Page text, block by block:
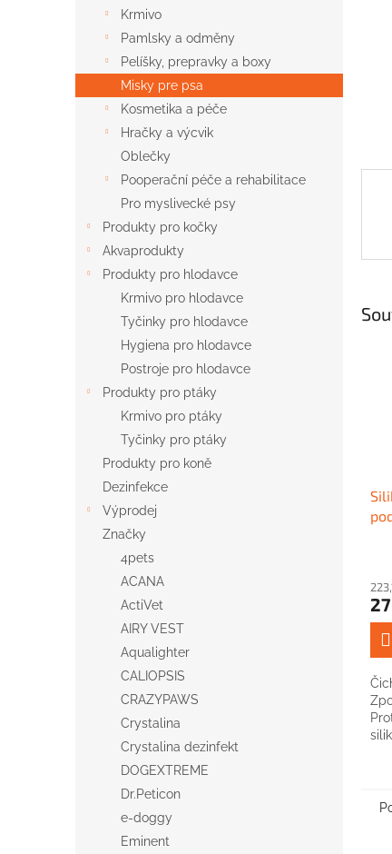
Krmivo
Pamlsky a odměny
Pelíšky, prepravky a boxy
Misky pre psa
Kosmetika a péče
Hračky a výcvik
Oblečky
Pooperační péče a rehabilitace
Pro myslivecké psy
Produkty pro kočky
Akvaprodukty
Produkty pro hlodavce
Krmivo pro hlodavce
Tyčinky pro hlodavce
Hygiena pro hlodavce
Postroje pro hlodavce
Produkty pro ptáky
Krmivo pro ptáky
Tyčinky pro ptáky
Produkty pro koně
Dezinfekce
Výprodej
Značky
4pets
ACANA
ActiVet
AIRY VEST
Aqualighter
CALIOPSIS
CRAZYPAWS
Crystalina
Crystalina dezinfekt
DOGEXTREME
Dr.Peticon
e-doggy
Eminent